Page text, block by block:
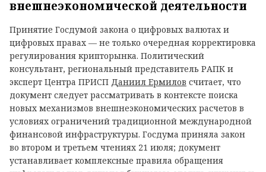
внешнеэкономической деятельности
Принятие Госдумой закона о цифровых валютах и
цифровых правах — не только очередная корректировка
регулирования крипторынка. Политический
консультант, региональный представитель РАПК и
эксперт Центра ПРИСП Даниил Ермилов считает, что
документ следует рассматривать в контексте поиска
новых механизмов внешнеэкономических расчетов в
условиях ограничений традиционной международной
финансовой инфраструктуры. Госдума приняла закон
во втором и третьем чтениях 21 июля; документ
устанавливает комплексные правила обращения